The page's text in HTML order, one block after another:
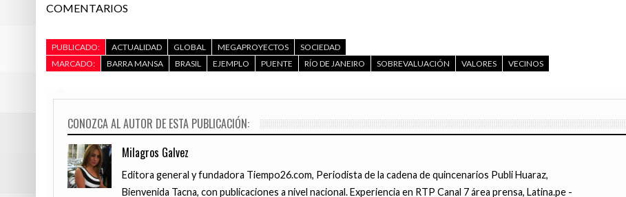
COMENTARIOS
PUBLICADO: ACTUALIDAD GLOBAL MEGAPROYECTOS
SOCIEDAD
MARCADO:
BARRA MANSA BRASIL EJEMPLO PUENTE RÍO DE JANEIRO SOBREVALUACIÓN VALORES VECINOS
CONOZCA AL AUTOR DE ESTA PUBLICACIÓN:
Milagros Galvez
Editora general y fundadora Tiempo26.com, Periodista de la cadena de quincenarios Publi Huaraz,
Bienvenida Tacna, con publicaciones a nivel nacional. Experiencia en RTP Canal 7 área prensa, Latina.pe -